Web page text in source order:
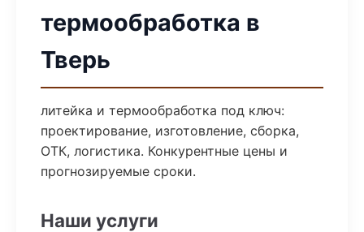
термообработка в
Тверь
литейка и термообработка под ключ:
проектирование, изготовление, сборка,
ОТК, логистика. Конкурентные цены и
прогнозируемые сроки.
Наши услуги